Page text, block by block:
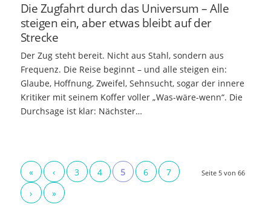
Die Zugfahrt durch das Universum – Alle
steigen ein, aber etwas bleibt auf der
Strecke
Der Zug steht bereit. Nicht aus Stahl, sondern aus
Frequenz. Die Reise beginnt – und alle steigen ein:
Glaube, Hoffnung, Zweifel, Sehnsucht, sogar der innere
Kritiker mit seinem Koffer voller „Was-wäre-wenn“. Die
Durchsage ist klar: Nächster…
Seite 5 von 66
« ‹ 3 4 5 6
7
›
»